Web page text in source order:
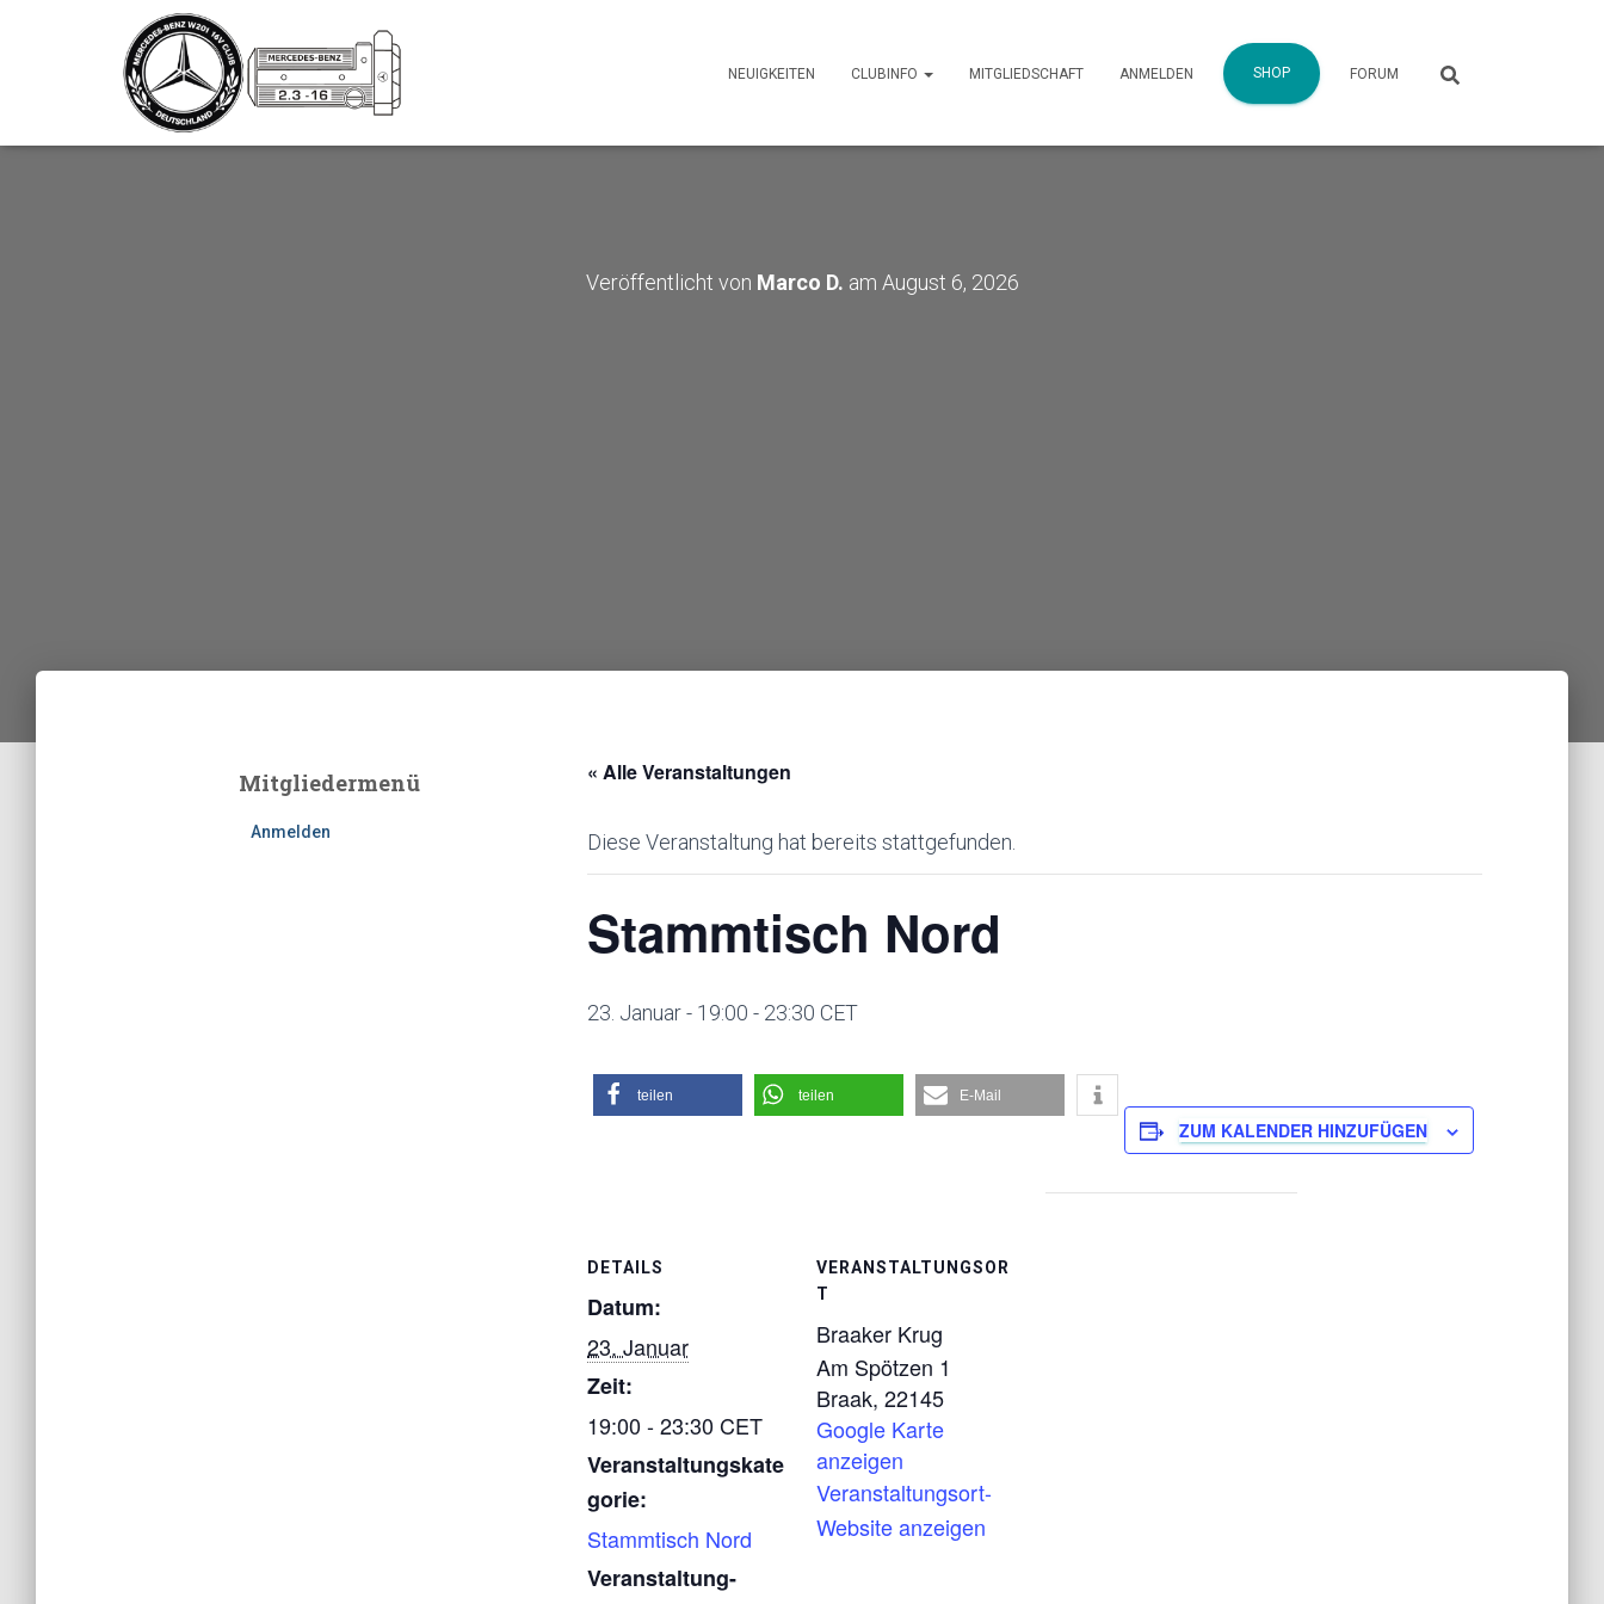
NEUIGKEITEN CLUBINFO MITGLIEDSCHAFT ANMELDEN SHOP FORUM
Veröffentlicht von Marco D. am August 6, 2026
Mitgliedermenü
Anmelden
« Alle Veranstaltungen
Diese Veranstaltung hat bereits stattgefunden.
Stammtisch Nord
23. Januar - 19:00 - 23:30 CET
teilen teilen E-Mail
ZUM KALENDER HINZUFÜGEN
DETAILS
Datum:
23. Januar
Zeit:
19:00 - 23:30 CET
Veranstaltungskate
gorie:
Stammtisch Nord
Veranstaltung-
VERANSTALTUNGSOR
T
Braaker Krug
Am Spötzen 1
Braak, 22145
Google Karte
anzeigen
Veranstaltungsort-
Website anzeigen